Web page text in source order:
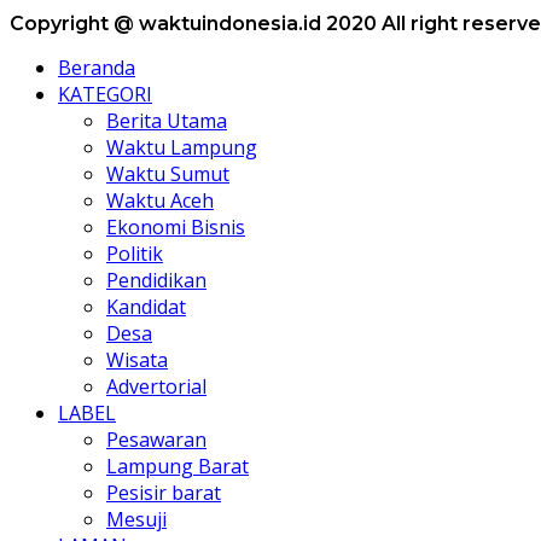
Copyright @ waktuindonesia.id 2020 All right
Beranda
KATEGORI
Berita Utama
Waktu Lampung
Waktu Sumut
Waktu Aceh
Ekonomi Bisnis
Politik
Pendidikan
Kandidat
Desa
Wisata
Advertorial
LABEL
Pesawaran
Lampung Barat
Pesisir barat
Mesuji